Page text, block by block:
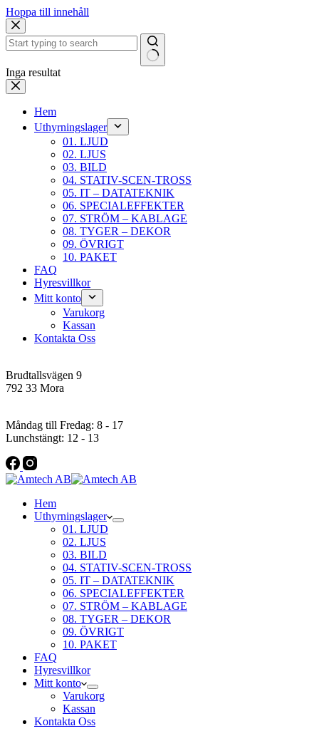
Hoppa till innehåll
Inga resultat
Hem
Uthyrningslager
01. LJUD
02. LJUS
03. BILD
04. STATIV-SCEN-TROSS
05. IT – DATATEKNIK
06. SPECIALEFFEKTER
07. STRÖM – KABLAGE
08. TYGER – DEKOR
09. ÖVRIGT
10. PAKET
FAQ
Hyresvillkor
Mitt konto
Varukorg
Kassan
Kontakta Oss
Brudtallsvägen 9
792 33 Mora
Måndag till Fredag: 8 - 17
Lunchstängt: 12 - 13
Hem
Uthyrningslager
01. LJUD
02. LJUS
03. BILD
04. STATIV-SCEN-TROSS
05. IT – DATATEKNIK
06. SPECIALEFFEKTER
07. STRÖM – KABLAGE
08. TYGER – DEKOR
09. ÖVRIGT
10. PAKET
FAQ
Hyresvillkor
Mitt konto
Varukorg
Kassan
Kontakta Oss